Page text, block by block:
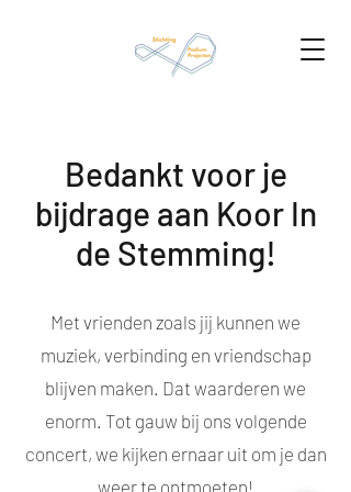
Bedankt voor je
bijdrage aan Koor In
de Stemming!
Met vrienden zoals jij kunnen we
muziek, verbinding en vriendschap
blijven maken. Dat waarderen we
enorm. Tot gauw bij ons volgende
concert, we kijken ernaar uit om je dan
weer te ontmoeten!